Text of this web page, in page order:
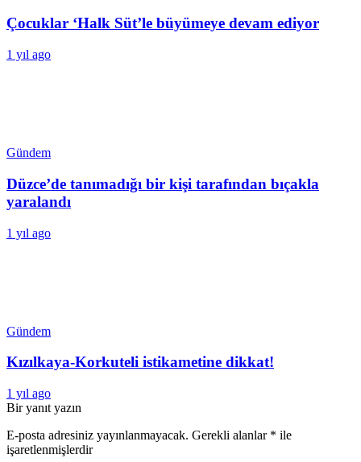
Çocuklar ‘Halk Süt’le büyümeye devam ediyor
1 yıl ago
Gündem
Düzce’de tanımadığı bir kişi tarafından bıçakla
yaralandı
1 yıl ago
Gündem
Kızılkaya-Korkuteli istikametine dikkat!
1 yıl ago
Bir yanıt yazın
E-posta adresiniz yayınlanmayacak. Gerekli alanlar * ile
işaretlenmişlerdir